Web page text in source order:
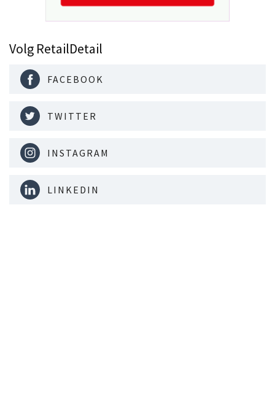
Volg RetailDetail
FACEBOOK
TWITTER
INSTAGRAM
LINKEDIN